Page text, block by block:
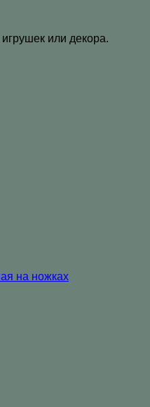
или декора.